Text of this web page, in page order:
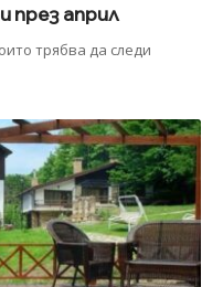
през април
трябва да следи